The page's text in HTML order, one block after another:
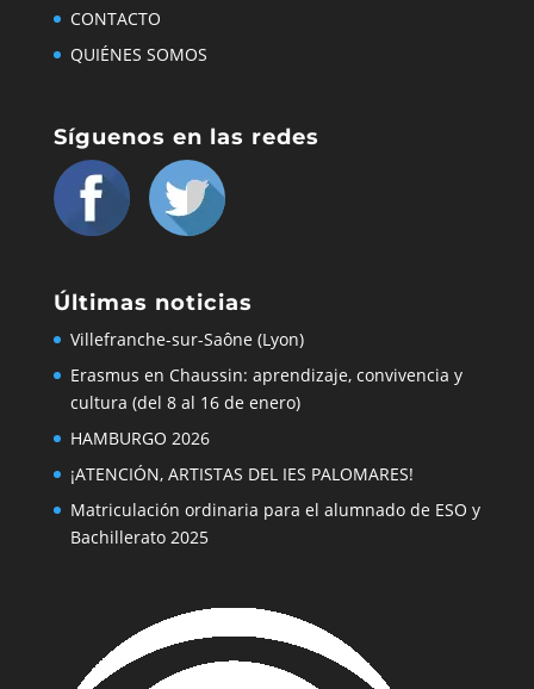
CONTACTO
QUIÉNES SOMOS
Síguenos en las redes
Últimas noticias
Villefranche-sur-Saône (Lyon)
Erasmus en Chaussin: aprendizaje, convivencia y
cultura (del 8 al 16 de enero)
HAMBURGO 2026
¡ATENCIÓN, ARTISTAS DEL IES PALOMARES!
Matriculación ordinaria para el alumnado de ESO y
Bachillerato 2025